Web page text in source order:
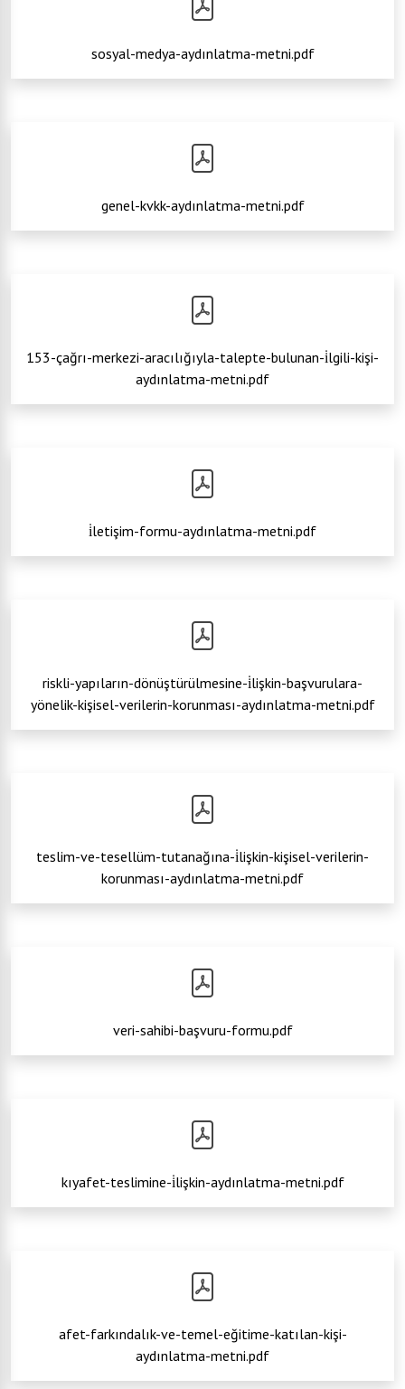
sosyal-medya-aydınlatma-metni.pdf
genel-kvkk-aydınlatma-metni.pdf
153-çağrı-merkezi-aracılığıyla-talepte-bulunan-i̇lgili-kişi-
aydınlatma-metni.pdf
i̇letişim-formu-aydınlatma-metni.pdf
riskli-yapıların-dönüştürülmesine-i̇lişkin-başvurulara-
yönelik-kişisel-verilerin-korunması-aydınlatma-metni.pdf
teslim-ve-tesellüm-tutanağına-i̇lişkin-kişisel-verilerin-
korunması-aydınlatma-metni.pdf
veri-sahibi-başvuru-formu.pdf
kıyafet-teslimine-i̇lişkin-aydınlatma-metni.pdf
afet-farkındalık-ve-temel-eğitime-katılan-kişi-
aydınlatma-metni.pdf